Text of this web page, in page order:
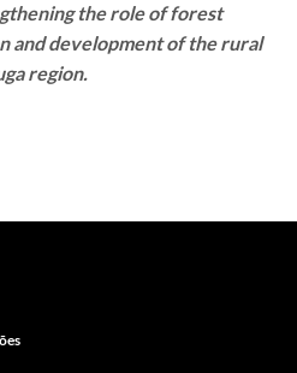
the role of forest
and development of the rural
region.